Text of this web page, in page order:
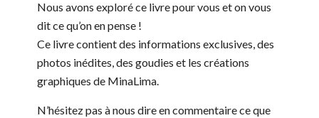
Nous avons exploré ce livre pour vous et on vous
dit ce qu’on en pense !
Ce livre contient des informations exclusives, des
photos inédites, des goudies et les créations
graphiques de MinaLima.
N’hésitez pas à nous dire en commentaire ce que